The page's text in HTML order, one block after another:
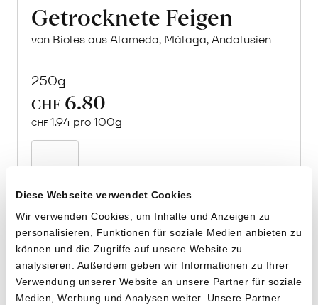
Diese Webseite verwendet Cookies
Wir verwenden Cookies, um Inhalte und Anzeigen zu
personalisieren, Funktionen für soziale Medien anbieten zu
können und die Zugriffe auf unsere Website zu
analysieren. Außerdem geben wir Informationen zu Ihrer
Verwendung unserer Website an unsere Partner für soziale
Medien, Werbung und Analysen weiter. Unsere Partner
Getrocknete Feigen
von Bioles aus Alameda, Málaga, Andalusien
250g
CHF 6.80
CHF 1.94 pro 100g